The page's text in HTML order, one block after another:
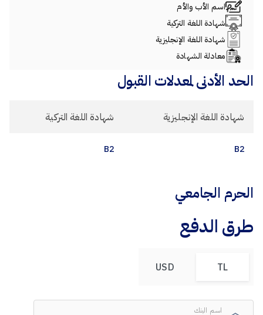
اسم الأب والأم
شهادة اللغة التركية
شهادة اللغة الإنجليزية
معادلة الشهادة
الحد الأدنى لمعدلات القبول
شهادة اللغة الإنجليزية شهادة اللغة التركية
B2
B2
الحرم الجامعي
طرق الدفع
TL
USD
اسم البنك